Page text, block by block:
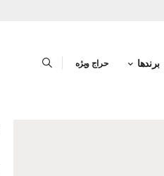
برندها حراج ویژه